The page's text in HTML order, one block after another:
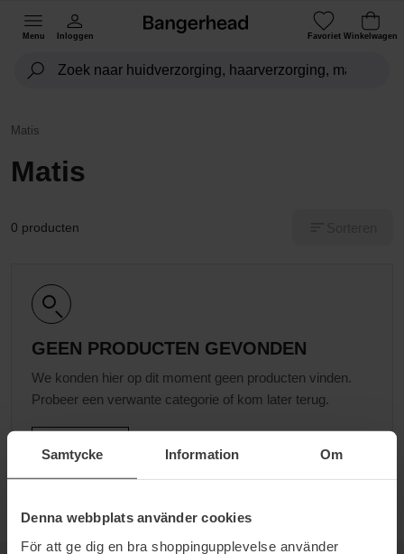
Samtycke Information Om
Denna webbplats använder cookies
För att ge dig en bra shoppingupplevelse använder
Menu Inloggen Favoriet Winkelwagen
Matis
Matis
0 producten
GEEN PRODUCTEN GEVONDEN
We konden hier op dit moment geen producten vinden.
Probeer een verwante categorie of kom later terug.